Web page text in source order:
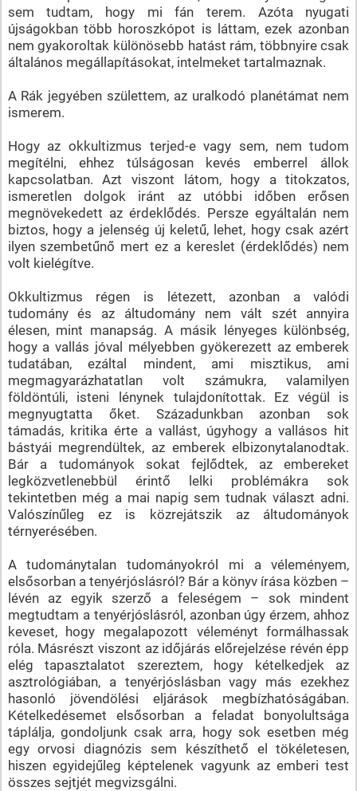
sem tudtam, hogy mi fán terem. Azóta nyugati
újságokban több horoszkópot is láttam, ezek azonban
nem gyakoroltak különösebb hatást rám, többnyire csak
általános megállapításokat, intelmeket tartalmaznak.
A Rák jegyében születtem, az uralkodó planétámat nem
ismerem.
Hogy az okkultizmus terjed-e vagy sem, nem tudom
megítélni, ehhez túlságosan kevés emberrel állok
kapcsolatban. Azt viszont látom, hogy a titokzatos,
ismeretlen dolgok iránt az utóbbi időben erősen
megnövekedett az érdeklődés. Persze egyáltalán nem
biztos, hogy a jelenség új keletű, lehet, hogy csak azért
ilyen szembetűnő mert ez a kereslet (érdeklődés) nem
volt kielégítve.
Okkultizmus régen is létezett, azonban a valódi
tudomány és az áltudomány nem vált szét annyira
élesen, mint manapság. A másik lényeges különbség,
hogy a vallás jóval mélyebben gyökerezett az emberek
tudatában, ezáltal mindent, ami misztikus, ami
megmagyarázhatatlan volt számukra, valamilyen
földöntúli, isteni lénynek tulajdonítottak. Ez végül is
megnyugtatta őket. Századunkban azonban sok
támadás, kritika érte a vallást, úgyhogy a vallásos hit
bástyái megrendültek, az emberek elbizonytalanodtak.
Bár a tudományok sokat fejlődtek, az embereket
legközvetlenebbül érintő lelki problémákra sok
tekintetben még a mai napig sem tudnak választ adni.
Valószínűleg ez is közrejátszik az áltudományok
térnyerésében.
A tudománytalan tudományokról mi a véleményem,
elsősorban a tenyérjóslásról? Bár a könyv írása közben –
lévén az egyik szerző a feleségem – sok mindent
megtudtam a tenyérjóslásról, azonban úgy érzem, ahhoz
keveset, hogy megalapozott véleményt formálhassak
róla. Másrészt viszont az időjárás előrejelzése révén épp
elég tapasztalatot szereztem, hogy kételkedjek az
asztrológiában, a tenyérjóslásban vagy más ezekhez
hasonló jövendölési eljárások megbízhatóságában.
Kételkedésemet elsősorban a feladat bonyolultsága
táplálja, gondoljunk csak arra, hogy sok esetben még
egy orvosi diagnózis sem készíthető el tökéletesen,
hiszen egyidejűleg képtelenek vagyunk az emberi test
összes sejtjét megvizsgálni.